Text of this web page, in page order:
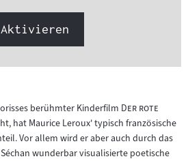
Aktivieren
berühmter Kinderfilm "Der rote
hat Maurice Leroux' typisch französische
Vor allem wird er aber auch durch das
wunderbar visualisierte poetische